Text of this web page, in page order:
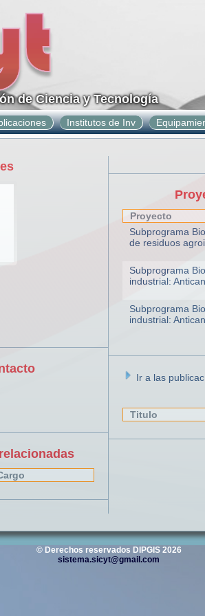
de Ciencia y Tecnología
Institutos de Inv
Proyecto
Subprograma
de residuos
Subprograma
industrial:
Subprograma
industrial:
Ir a las
Titulo
© Derechos reservados DIPGIS 2026
sistema.sicyt@gmail.com